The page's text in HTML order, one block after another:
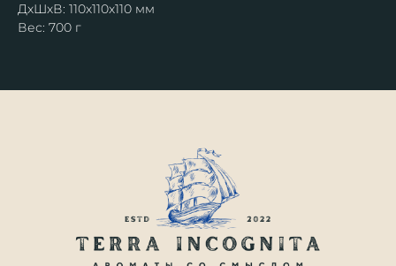
ДxШxВ: 110x110x110 мм
Вес: 700 г